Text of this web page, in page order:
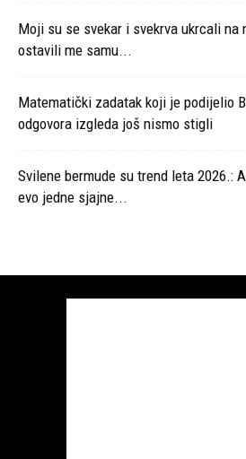
Moji su se svekar i svekrva ukrcali na
ostavili me samu...
Matematički zadatak koji je podijelio
odgovora izgleda još nismo stigli
Svilene bermude su trend leta 2026.:
evo jedne sjajne...